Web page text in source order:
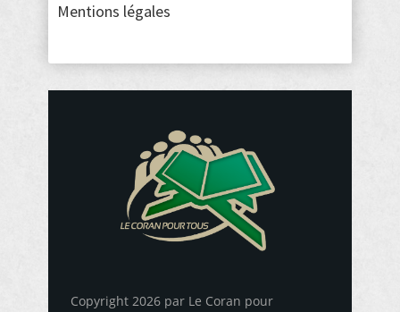
Mentions légales
Copyright 2026 par Le Coran pour